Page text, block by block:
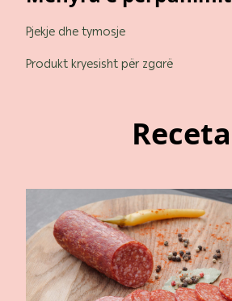
Pjekje dhe tymosje
Produkt kryesisht për zgarë
Receta